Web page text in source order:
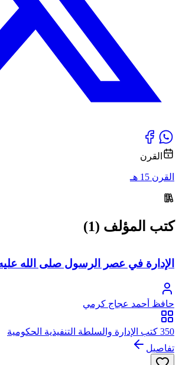
القرن
القرن 15 هـ
كتب المؤلف (1)
الإدارة في عصر الرسول صلى الله
حافظ أحمد عجاج كرمي
350 كتب الإدارة والسلطة التنفيذية الحكومية
تفاصيل